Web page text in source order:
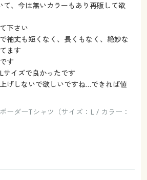
て、今は無いカラーもあり再販して欲
下さい
袖丈も短くなく、長くもなく、絶妙な
ます
す
サイズで良かったです
げしないで欲しいですね…できれば値
ーダーTシャツ（サイズ：L / カラー：